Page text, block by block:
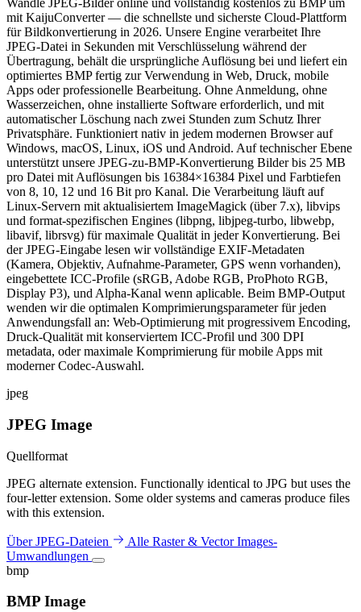
Wandle JPEG-Bilder online und vollständig kostenlos zu BMP um
mit KaijuConverter — die schnellste und sicherste Cloud-Plattform
für Bildkonvertierung in 2026. Unsere Engine verarbeitet Ihre
JPEG-Datei in Sekunden mit Verschlüsselung während der
Übertragung, behält die ursprüngliche Auflösung bei und liefert ein
optimiertes BMP fertig zur Verwendung in Web, Druck, mobile
Apps oder professionelle Bearbeitung. Ohne Anmeldung, ohne
Wasserzeichen, ohne installierte Software erforderlich, und mit
automatischer Löschung nach zwei Stunden zum Schutz Ihrer
Privatsphäre. Funktioniert nativ in jedem modernen Browser auf
Windows, macOS, Linux, iOS und Android. Auf technischer Ebene
unterstützt unsere JPEG-zu-BMP-Konvertierung Bilder bis 25 MB
pro Datei mit Auflösungen bis 16384×16384 Pixel und Farbtiefen
von 8, 10, 12 und 16 Bit pro Kanal. Die Verarbeitung läuft auf
Linux-Servern mit aktualisiertem ImageMagick (über 7.x), libvips
und format-spezifischen Engines (libpng, libjpeg-turbo, libwebp,
libavif, librsvg) für maximale Qualität in jeder Konvertierung. Bei
der JPEG-Eingabe lesen wir vollständige EXIF-Metadaten
(Kamera, Objektiv, Aufnahme-Parameter, GPS wenn vorhanden),
eingebettete ICC-Profile (sRGB, Adobe RGB, ProPhoto RGB,
Display P3), und Alpha-Kanal wenn aplicable. Beim BMP-Output
wenden wir die optimalen Komprimierungsparameter für jeden
Anwendungsfall an: Web-Optimierung mit progressivem Encoding,
Druck-Qualität mit konserviertem ICC-Profil und 300 DPI
metadata, oder maximale Komprimierung für mobile Apps mit
moderner Codec-Auswahl.
jpeg
JPEG Image
Quellformat
JPEG alternate extension. Functionally identical to JPG but uses the
four-letter extension. Some older systems and cameras produce files
with this extension.
Über JPEG-Dateien
Alle Raster & Vector Images-
Umwandlungen
bmp
BMP Image